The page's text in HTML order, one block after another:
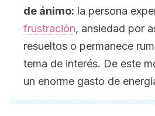
de ánimo: la persona
frustración, ansiedad por
resueltos o permanece
tema de interés. De este
un enorme gasto de